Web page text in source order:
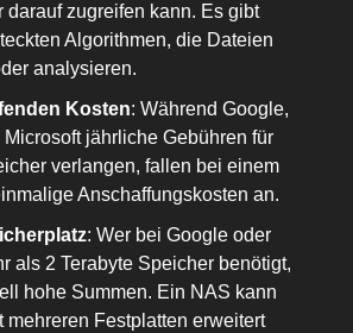
darauf zugreifen kann. Es gibt
Algorithmen, die Dateien
analysieren.
Kosten: Während Google,
jährliche Gebühren für
verlangen, fallen bei einem
Anschaffungskosten an.
: Wer bei Google oder
als 2 Terabyte Speicher benötigt,
hohe Summen. Ein NAS kann
mehreren Festplatten erweitert